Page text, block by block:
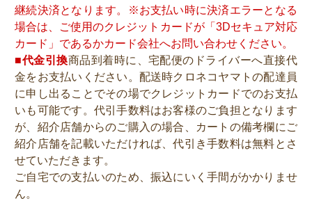
継続決済となります。※お支払い時に決済エラーとなる
場合は、ご使用のクレジットカードが「3Dセキュア対応
カード」であるかカード会社へお問い合わせください。
■代金引換商品到着時に、宅配便のドライバーへ直接代
金をお支払いください。配送時クロネコヤマトの配達員
に申し出ることでその場でクレジットカードでのお支払
いも可能です。代引手数料はお客様のご負担となります
が、紹介店舗からのご購入の場合、カートの備考欄にご
紹介店舗を記載いただければ、代引き手数料は無料とさ
せていただきます。
ご自宅での支払いのため、振込にいく手間がかかりませ
ん。